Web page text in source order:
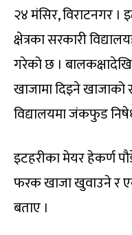
२४ मंसिर, विराटनगर
क्षेत्रका सरकारी
गरेको छ । बालकक्षादेखि
खाजामा दिइने खाजाको
विद्यालयमा जंकफुड
इटहरीका मेयर हेकर्ण
फरक खाजा खुवाउने र
बताए ।